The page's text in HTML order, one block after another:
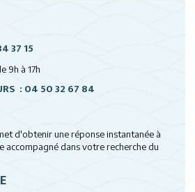
37 15
9h à 17h
: 04 50 32 67 84
d'obtenir une réponse instantanée à
accompagné dans votre recherche du